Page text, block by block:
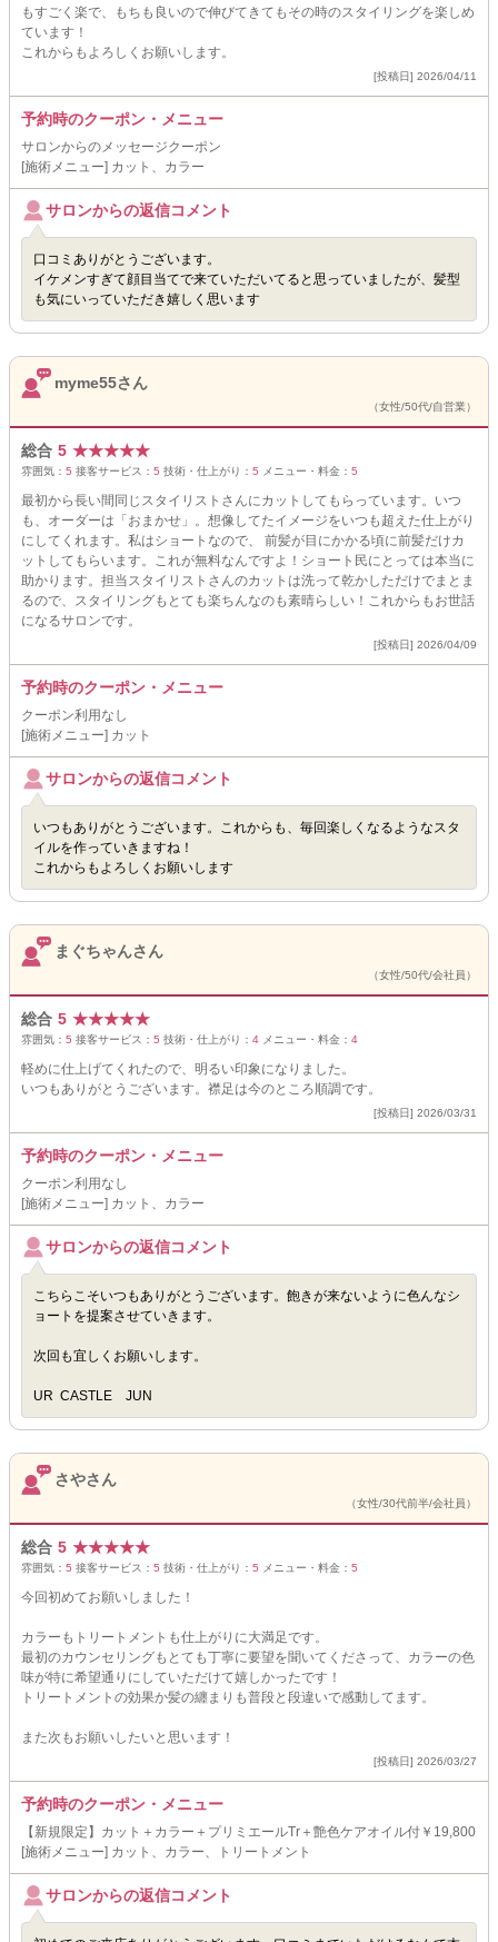
もすごく楽で、もちも良いので伸びてきてもその時のスタイリングを楽しめ
ています！
これからもよろしくお願いします。
[投稿日] 2026/04/11
予約時のクーポン・メニュー
サロンからのメッセージクーポン
[施術メニュー] カット、カラー
サロンからの返信コメント
口コミありがとうございます。
イケメンすぎて顔目当てで来ていただいてると思っていましたが、髪型
も気にいっていただき嬉しく思います
myme55さん
（女性/50代/自営業）
総合 5 ★★★★★
雰囲気： 5 接客サービス： 5 技術・仕上がり： 5 メニュー・料金： 5
最初から長い間同じスタイリストさんにカットしてもらっています。いつ
も、オーダーは「おまかせ」。想像してたイメージをいつも超えた仕上がり
にしてくれます。私はショートなので、 前髪が目にかかる頃に前髪だけカ
ットしてもらいます。これが無料なんですよ！ショート民にとっては本当に
助かります。担当スタイリストさんのカットは洗って乾かしただけでまとま
るので、スタイリングもとても楽ちんなのも素晴らしい！これからもお世話
になるサロンです。
[投稿日] 2026/04/09
予約時のクーポン・メニュー
クーポン利用なし
[施術メニュー] カット
サロンからの返信コメント
いつもありがとうございます。これからも、毎回楽しくなるようなスタ
イルを作っていきますね！
これからもよろしくお願いします
まぐちゃんさん
（女性/50代/会社員）
総合 5 ★★★★★
雰囲気： 5 接客サービス： 5 技術・仕上がり： 4 メニュー・料金： 4
軽めに仕上げてくれたので、明るい印象になりました。
いつもありがとうございます。襟足は今のところ順調です。
[投稿日] 2026/03/31
予約時のクーポン・メニュー
クーポン利用なし
[施術メニュー] カット、カラー
サロンからの返信コメント
こちらこそいつもありがとうございます。飽きが来ないように色んなシ
ョートを提案させていきます。
次回も宜しくお願いします。
UR CASTLE JUN
さやさん
（女性/30代前半/会社員）
総合 5 ★★★★★
雰囲気： 5 接客サービス： 5 技術・仕上がり： 5 メニュー・料金： 5
今回初めてお願いしました！
カラーもトリートメントも仕上がりに大満足です。
最初のカウンセリングもとても丁寧に要望を聞いてくださって、カラーの色
味が特に希望通りにしていただけて嬉しかったです！
トリートメントの効果か髪の纏まりも普段と段違いで感動してます。
また次もお願いしたいと思います！
[投稿日] 2026/03/27
予約時のクーポン・メニュー
【新規限定】カット＋カラー＋プリミエールTr＋艶色ケアオイル付￥19,800
[施術メニュー] カット、カラー、トリートメント
サロンからの返信コメント